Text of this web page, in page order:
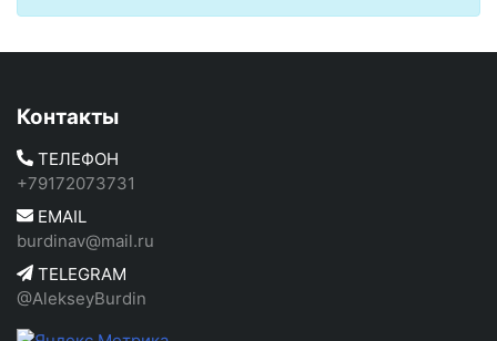
Контакты
ТЕЛЕФОН
+79172073731
EMAIL
burdinav@mail.ru
TELEGRAM
@AlekseyBurdin